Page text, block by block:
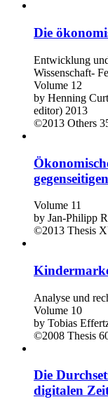
Die
Entwicklung
Wissenschaft-
Volume 12
by Henning
editor) 2013
©2013 Others
Volume 11
by Jan-Philipp
©2013 Thesis
Analyse und
Volume 10
by Tobias
©2008 Thesis
Die
digitalen